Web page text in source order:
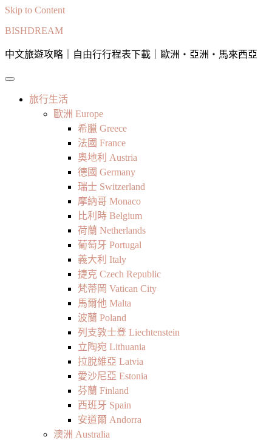
Skip to Content
BISHDREAM
中文旅遊攻略｜自由行行程表下載｜歐洲・亞洲・馬來西亞
旅行生活
歐洲 Europe
希臘 Greece
法國 France
奧地利 Austria
德國 Germany
瑞士 Switzerland
摩納哥 Monaco
比利時 Belgium
荷蘭 Netherlands
葡萄牙 Portugal
義大利 Italy
捷克 Czech Republic
梵蒂岡 Vatican City
馬爾他 Malta
波蘭 Poland
列支敦士登 Liechtenstein
立陶宛 Lithuania
拉脫維亞 Latvia
愛沙尼亞 Estonia
芬蘭 Finland
西班牙 Spain
安道爾 Andorra
澳洲 Australia